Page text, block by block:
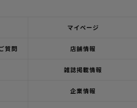
マイページ
質問 店舗情報
雑誌掲載情報
企業情報